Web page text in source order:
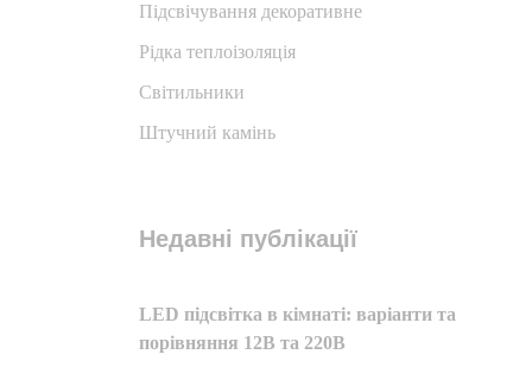
Підсвічування декоративне
Рідка теплоізоляція
Світильники
Штучний камінь
Недавні публікації
LED підсвітка в кімнаті: варіанти та
порівняння 12В та 220В